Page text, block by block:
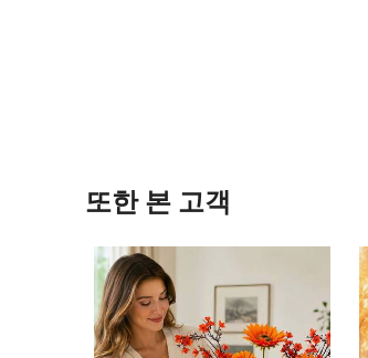
또한 본 고객